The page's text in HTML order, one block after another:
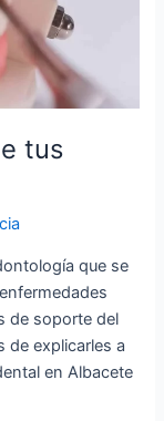
tus
que se
de soporte del
de explicarles a
en Albacete